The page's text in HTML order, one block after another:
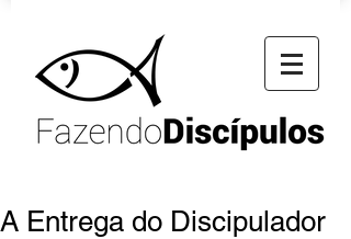
A Entrega do Discipulador